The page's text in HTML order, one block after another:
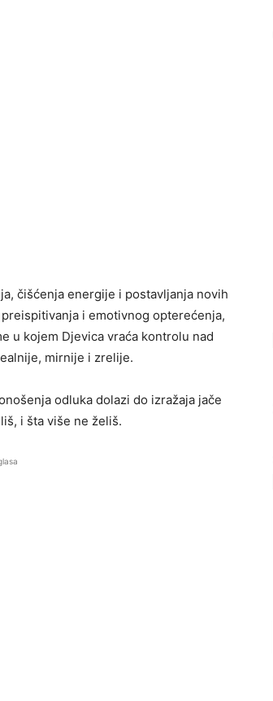
čišćenja energije i postavljanja novih
i emotivnog opterećenja,
u kojem Djevica vraća kontrolu nad
mirnije i zrelije.
odluka dolazi do izražaja jače
i šta više ne želiš.